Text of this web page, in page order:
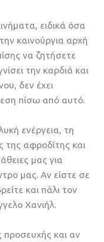
ειδικά όσα
καινούργια αρχή
να ζητήσετε
την καρδιά και
δεν έχει
πίσω από αυτό.
ενέργεια, τη
της αφροδίτης και
μας για
μας. Αν είστε σε
και πάλι τον
Χανιήλ.
προσευχής και αν